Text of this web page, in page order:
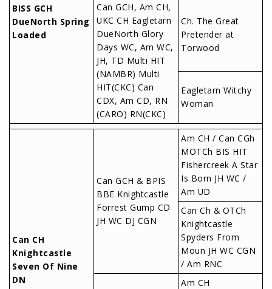
BISS GCH
DueNorth Spring
Loaded
Can GCH, Am CH,
UKC CH Eagletarn
DueNorth Glory
Days WC, Am WC,
JH, TD Multi HIT
(NAMBR) Multi
HIT(CKC) Can
CDX, Am CD, RN
(CARO) RN(CKC)
Ch. The Great
Pretender at
Torwood
Eagletarn Witchy
Woman
Can CH
Knightcastle
Seven Of Nine
DN
Can GCH & BPIS
BBE Knightcastle
Forrest Gump CD
JH WC DJ CGN
Am CH / Can CGh
MOTCh BIS HIT
Fishercreek A Star
Is Born JH WC /
Am UD
Can Ch & OTCh
Knightcastle
Spyders From
Moun JH WC CGN
/ Am RNC
Am CH